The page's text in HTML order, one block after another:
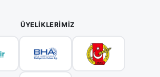
ÜYELIKLERIMIZ